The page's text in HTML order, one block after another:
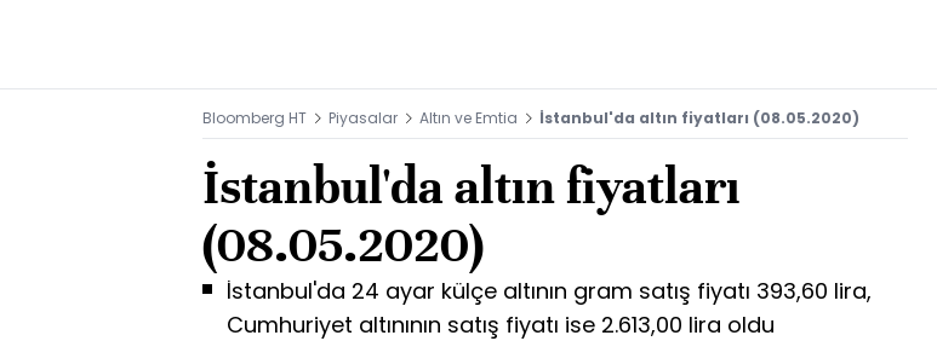
Bloomberg HT Piyasalar Altın ve Emtia İstanbul'da altın fiyatları (08.05.2020)
İstanbul'da altın fiyatları
(08.05.2020)
İstanbul'da 24 ayar külçe altının gram satış fiyatı 393,60 lira,
Cumhuriyet altınının satış fiyatı ise 2.613,00 lira oldu